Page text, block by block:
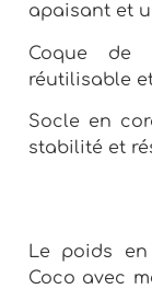
apaisant et
Coque de
réutilisable
Socle en
stabilité et
Le poids
Coco avec